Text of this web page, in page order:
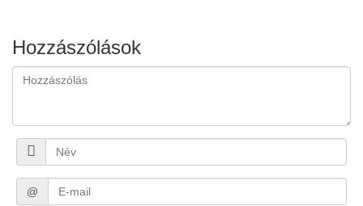
Hozzászólások
@